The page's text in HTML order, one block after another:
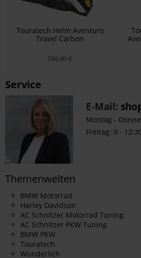
Touratech Helm Aventuro
Travel Carbon
749,90 €
Service
E-Mail:
Montag -
Freitag: 9 -
Themenwelten
BMW Motorrad
Harley Davidson
AC Schnitzer Motorrad Tuning
AC Schnitzer PKW Tuning
BMW PKW
Touratech
Wunderlich